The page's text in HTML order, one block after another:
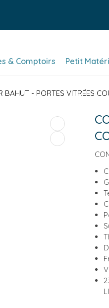
& Comptoirs Petit
BAHUT - PORTES VITRÉES